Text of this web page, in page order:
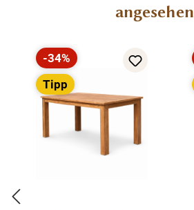
angesehen
Rabatt
-34%
Tipp